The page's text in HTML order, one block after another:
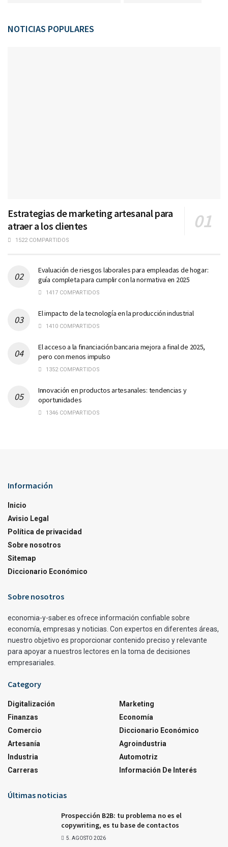
NOTICIAS POPULARES
Estrategias de marketing artesanal para
atraer a los clientes
1522 COMPARTIDOS
Evaluación de riesgos laborales para empleadas de hogar:
guía completa para cumplir con la normativa en 2025
1417 COMPARTIDOS
El impacto de la tecnología en la producción industrial
1410 COMPARTIDOS
El acceso a la financiación bancaria mejora a final de 2025,
pero con menos impulso
1352 COMPARTIDOS
Innovación en productos artesanales: tendencias y
oportunidades
1346 COMPARTIDOS
Información
Inicio
Avisio Legal
Política de privacidad
Sobre nosotros
Sitemap
Diccionario Económico
Sobre nosotros
economia-y-saber.es ofrece información confiable sobre
economía, empresas y noticias. Con expertos en diferentes áreas,
nuestro objetivo es proporcionar contenido preciso y relevante
para apoyar a nuestros lectores en la toma de decisiones
empresariales.
Category
Digitalización
Finanzas
Comercio
Artesanía
Industria
Carreras
Marketing
Economía
Diccionario Económico
Agroindustria
Automotriz
Información De Interés
Últimas noticias
Prospección B2B: tu problema no es el
copywriting, es tu base de contactos
5. AGOSTO 2026